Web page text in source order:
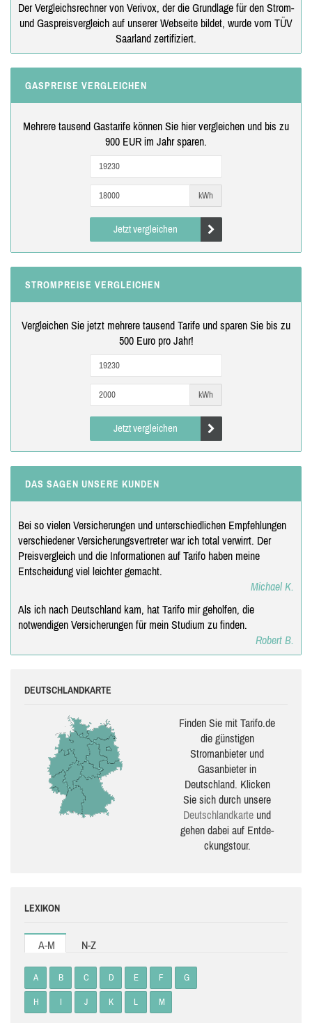
Der Vergleichsrechner von Verivox, der die Grundlage für den Strom-
und Gaspreisvergleich auf unserer Webseite bildet, wurde vom TÜV
Saarland zertifiziert.
GASPREISE VERGLEICHEN
Mehrere tausend Gastarife können Sie hier vergleichen und bis zu
900 EUR im Jahr sparen.
kWh
Jetzt vergleichen
STROMPREISE VERGLEICHEN
Vergleichen Sie jetzt mehrere tausend Tarife und sparen Sie bis zu
500 Euro pro Jahr!
kWh
Jetzt vergleichen
DAS SAGEN UNSERE KUNDEN
Bei so vielen Versicherungen und unterschiedlichen Empfehlungen
verschiedener Versicherungsvertreter war ich total verwirrt. Der
Preisvergleich und die Informationen auf Tarifo haben meine
Entscheidung viel leichter gemacht.
Michael K.
Als ich nach Deutschland kam, hat Tarifo mir geholfen, die
notwendigen Versicherungen für mein Studium zu finden.
Robert B.
DEUTSCHLANDKARTE
Finden Sie mit Tarifo.de
die güns­ti­gen
Stromanbieter und
Gasanbieter in
Deutschland. Klicken
Sie sich durch unsere
Deutsch­land­karte und
gehen dabei auf Ent­de­
ckungs­tour.
LEXIKON
A-M N-Z
A B C D E F G
H I J K L M